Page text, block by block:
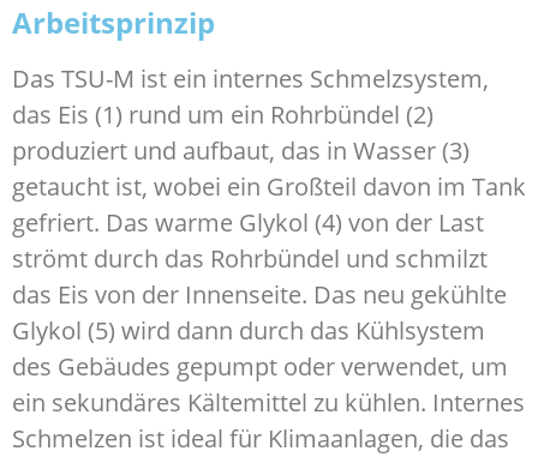
Arbeitsprinzip
Das TSU-M ist ein internes Schmelzsystem,
das Eis (1) rund um ein Rohrbündel (2)
produziert und aufbaut, das in Wasser (3)
getaucht ist, wobei ein Großteil davon im Tank
gefriert. Das warme Glykol (4) von der Last
strömt durch das Rohrbündel und schmilzt
das Eis von der Innenseite. Das neu gekühlte
Glykol (5) wird dann durch das Kühlsystem
des Gebäudes gepumpt oder verwendet, um
ein sekundäres Kältemittel zu kühlen. Internes
Schmelzen ist ideal für Klimaanlagen, die das